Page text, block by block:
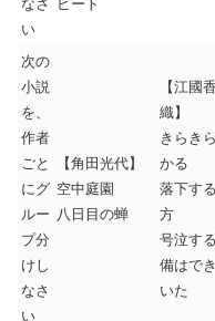
なさ
い
ビート
次の
小説
を、
作者
ごと
にグ
ルー
プ分
けし
なさ
い
【角田光代】
空中庭園
八日目の蝉
【江國香
織】
きらき
かる
落下す
方
号泣す
備はで
いた